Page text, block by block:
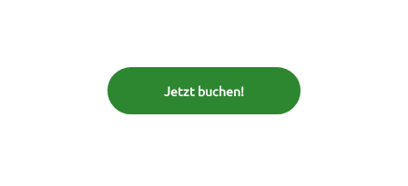
Jetzt buchen!